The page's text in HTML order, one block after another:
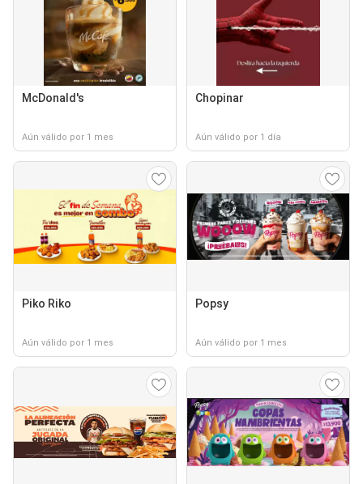
McDonald's
Aún válido por 1 mes
Chopinar
Aún válido por 1 día
Piko Riko
Aún válido por 1 mes
Popsy
Aún válido por 1 mes